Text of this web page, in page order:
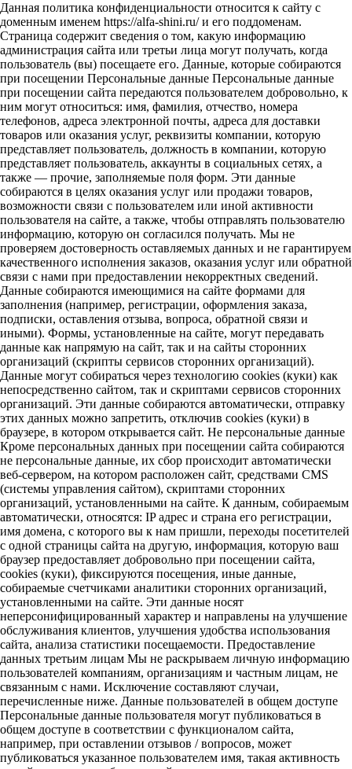
Данная политика конфиденциальности относится к сайту с
доменным именем https://alfa-shini.ru/ и его поддоменам.
Страница содержит сведения о том, какую информацию
администрация сайта или третьи лица могут получать, когда
пользователь (вы) посещаете его. Данные, которые собираются
при посещении Персональные данные Персональные данные
при посещении сайта передаются пользователем добровольно, к
ним могут относиться: имя, фамилия, отчество, номера
телефонов, адреса электронной почты, адреса для доставки
товаров или оказания услуг, реквизиты компании, которую
представляет пользователь, должность в компании, которую
представляет пользователь, аккаунты в социальных сетях, а
также — прочие, заполняемые поля форм. Эти данные
собираются в целях оказания услуг или продажи товаров,
возможности связи с пользователем или иной активности
пользователя на сайте, а также, чтобы отправлять пользователю
информацию, которую он согласился получать. Мы не
проверяем достоверность оставляемых данных и не гарантируем
качественного исполнения заказов, оказания услуг или обратной
связи с нами при предоставлении некорректных сведений.
Данные собираются имеющимися на сайте формами для
заполнения (например, регистрации, оформления заказа,
подписки, оставления отзыва, вопроса, обратной связи и
иными). Формы, установленные на сайте, могут передавать
данные как напрямую на сайт, так и на сайты сторонних
организаций (скрипты сервисов сторонних организаций).
Данные могут собираться через технологию cookies (куки) как
непосредственно сайтом, так и скриптами сервисов сторонних
организаций. Эти данные собираются автоматически, отправку
этих данных можно запретить, отключив cookies (куки) в
браузере, в котором открывается сайт. Не персональные данные
Кроме персональных данных при посещении сайта собираются
не персональные данные, их сбор происходит автоматически
веб-сервером, на котором расположен сайт, средствами CMS
(системы управления сайтом), скриптами сторонних
организаций, установленными на сайте. К данным, собираемым
автоматически, относятся: IP адрес и страна его регистрации,
имя домена, с которого вы к нам пришли, переходы посетителей
с одной страницы сайта на другую, информация, которую ваш
браузер предоставляет добровольно при посещении сайта,
cookies (куки), фиксируются посещения, иные данные,
собираемые счетчиками аналитики сторонних организаций,
установленными на сайте. Эти данные носят
неперсонифицированный характер и направлены на улучшение
обслуживания клиентов, улучшения удобства использования
сайта, анализа статистики посещаемости. Предоставление
данных третьим лицам Мы не раскрываем личную информацию
пользователей компаниям, организациям и частным лицам, не
связанным с нами. Исключение составляют случаи,
перечисленные ниже. Данные пользователей в общем доступе
Персональные данные пользователя могут публиковаться в
общем доступе в соответствии с функционалом сайта,
например, при оставлении отзывов / вопросов, может
публиковаться указанное пользователем имя, такая активность